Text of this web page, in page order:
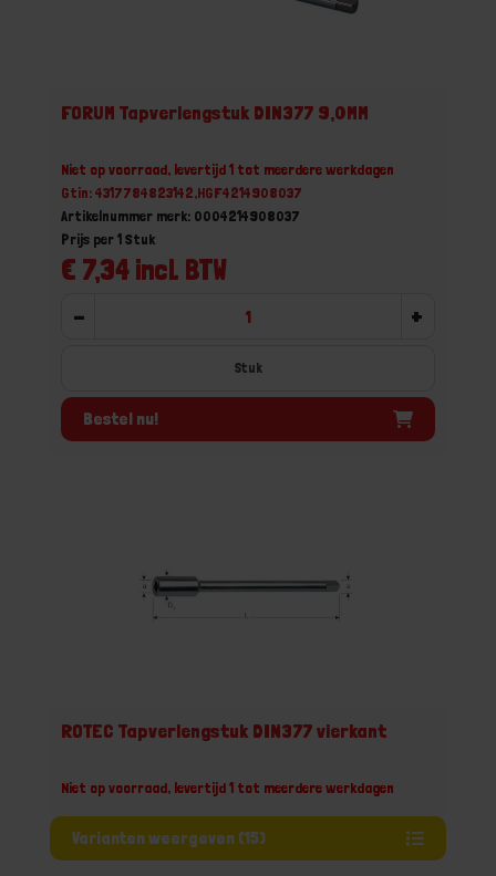
FORUM Tapverlengstuk DIN377 9,0MM
Niet op voorraad, levertijd 1 tot meerdere werkdagen
Gtin: 4317784823142,HGF4214908037
Artikelnummer merk: 0004214908037
€ 7,34 incl. BTW
Prijs per 1 Stuk
- +
Stuk
Bestel nu!
ROTEC Tapverlengstuk DIN377 vierkant
Niet op voorraad, levertijd 1 tot meerdere werkdagen
Varianten weergeven (15)